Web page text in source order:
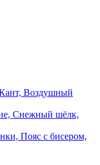
Воздушный
Снежный шёлк,
Пояс с бисером,